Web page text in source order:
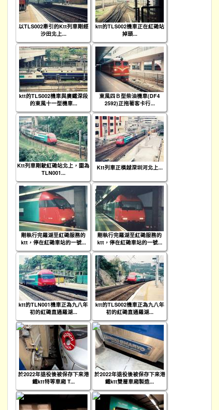
以TLS002牽引的Ktt列車剛經
沙田北上...
ktt的TLS002機車正在紅磡站
掉頭...
ktt的TLS002機車與廣鐵深段
的東風十一型機車...
東風四Ｂ型柴油機車(DF4
2592)正拖著客卡行...
Ktt列車剛駛紅磡站北上，圖為
TLN001...
Ktt列車正橫越深圳河北上...
剛執行完羅湖至紅磡服務的
ktt，停在紅磡車站的一號...
剛執行完羅湖至紅磡服務的
ktt，停在紅磡車站的一號...
ktt的TLN001機車正為九八年
初的紅磡直通羅湖...
ktt的TLS002機車正為九八年
初的紅磡直通羅湖...
於2022年退役後被保存下來港
鐵ktt特等車廂 T...
於2022年退役後被保存下來港
鐵ktt雙層車廂製造...